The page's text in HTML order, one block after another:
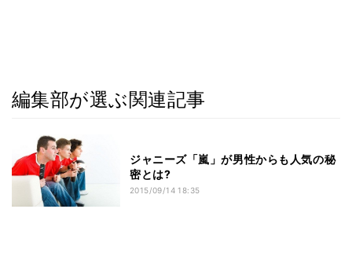
編集部が選ぶ関連記事
ジャニーズ「嵐」が男性からも人気の秘
密とは?
2015/09/14 18:35